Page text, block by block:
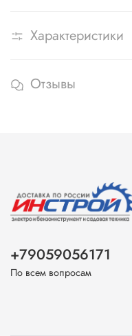
Характеристики
Отзывы
+79059056171
По всем вопросам